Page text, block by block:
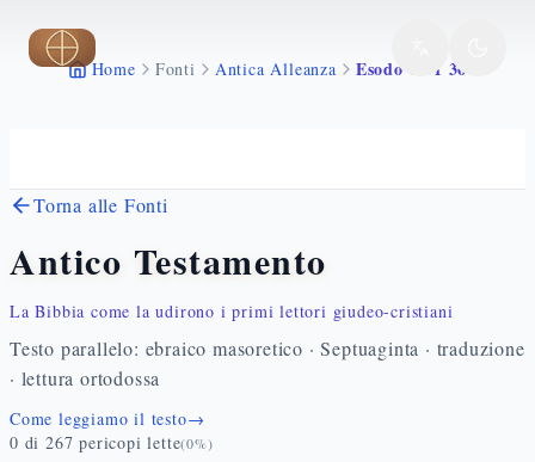
Vai al contenuto principale
Home Fonti Antica Alleanza Esodo 16 1 36
Torna alle Fonti
Antico Testamento
La Bibbia come la udirono i primi lettori giudeo-cristiani
Testo parallelo: ebraico masoretico · Septuaginta · traduzione
· lettura ortodossa
Come leggiamo il testo→
0 di 267 pericopi lette(0%)